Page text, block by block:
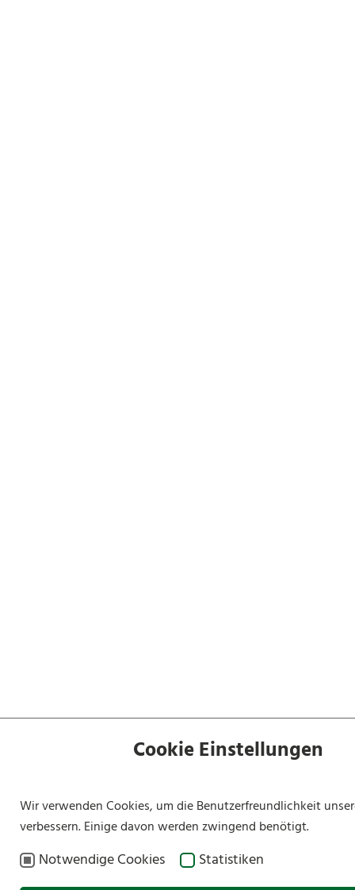
Cookie Einstellungen
Wir verwenden Cookies, um die Benutzerfreundlichkeit
verbessern. Einige davon werden zwingend benötigt.
Notwendige Cookies Statistiken